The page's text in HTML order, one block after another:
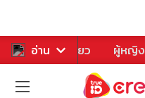
อ่าน
หาร ท่องเที่ยว ผู้หญิง